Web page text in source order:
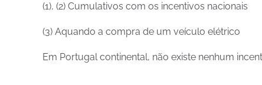
(1), (2) Cumulativos com os incentivos nacionais
(3) Aquando a compra de um veículo elétrico
Em Portugal continental, não existe nenhum